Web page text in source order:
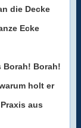
die Decke
Ecke
Borah! Borah!
holt er
aus